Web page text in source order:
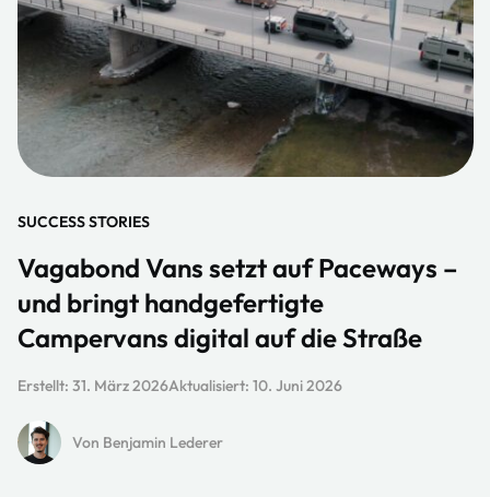
SUCCESS STORIES
Vagabond Vans setzt auf Paceways –
und bringt handgefertigte
Campervans digital auf die Straße
Erstellt: 31. März 2026Aktualisiert: 10. Juni 2026
Von Benjamin Lederer